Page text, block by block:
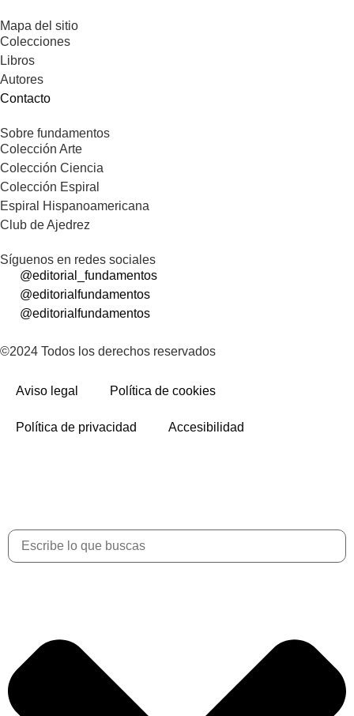
Mapa del sitio
Colecciones
Libros
Autores
Contacto
Sobre fundamentos
Colección Arte
Colección Ciencia
Colección Espiral
Espiral Hispanoamericana
Club de Ajedrez
Síguenos en redes sociales
@editorial_fundamentos
@editorialfundamentos
@editorialfundamentos
©2024 Todos los derechos reservados
Aviso legal Política de cookies
Política de privacidad Accesibilidad